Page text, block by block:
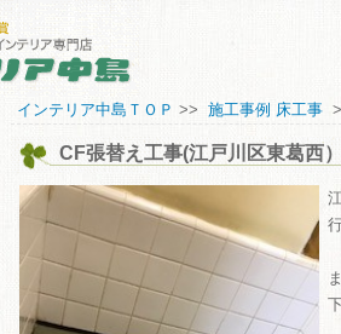
アクセスマップ
安心してご購入していただくために
お問い合わせ
インテリア中島ＴＯＰ >> 施工事例 床工事
CF張替え工事(江戸川区東葛西）